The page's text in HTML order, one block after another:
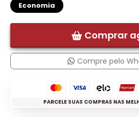
Economia
Comprar
Compre pelo
PARCELE SUAS COMPRAS NAS